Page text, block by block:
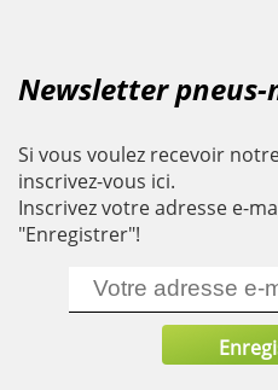
Newsletter
Si vous voulez recevoir
inscrivez-vous ici.
Inscrivez votre adresse e-
"Enregistrer"!